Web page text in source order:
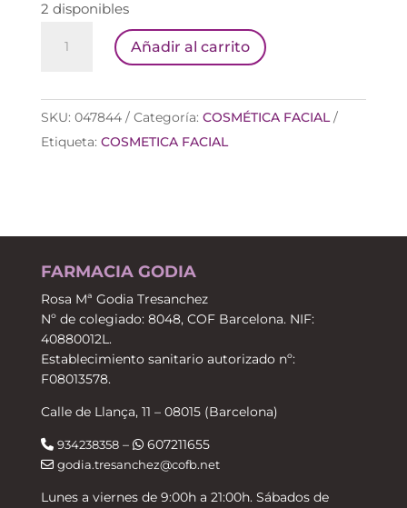
2 disponibles
NUXURIANCE
Añadir al carrito
SKU: 047844 Categoría: COSMÉTICA FACIAL
Etiqueta: COSMETICA FACIAL
FARMACIA GODIA
Rosa Mª Godia Tresanchez
Nº de colegiado: 8048, COF Barcelona. NIF:
40880012L.
Establecimiento sanitario autorizado nº:
F08013578.
Calle de Llança, 11 – 08015 (Barcelona)
934238358– 607211655
godia.tresanchez@cofb.net
Lunes a viernes de 9:00h a 21:00h. Sábados de